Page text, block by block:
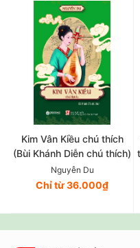
Kim Vân Kiều chú thích
(Bùi Khánh Diễn chú thích)
Nguyễn Du
Chỉ từ 36.000₫